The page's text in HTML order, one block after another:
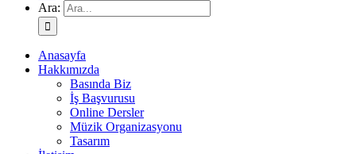
Ara:
Anasayfa
Hakkımızda
Basında Biz
İş Başvurusu
Online Dersler
Müzik Organizasyonu
Tasarım